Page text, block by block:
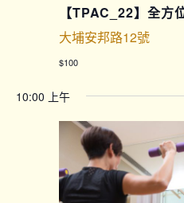
【TPAC_22】全方
大埔安邦路12號
$100
10:00 上午